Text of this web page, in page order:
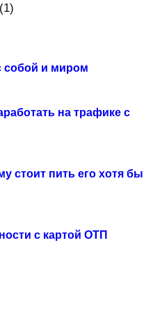
собой и миром
на трафике с
стоит пить его хотя бы
с картой ОТП